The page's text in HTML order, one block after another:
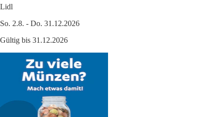
Lidl
So. 2.8. - Do. 31.12.2026
Gültig bis 31.12.2026